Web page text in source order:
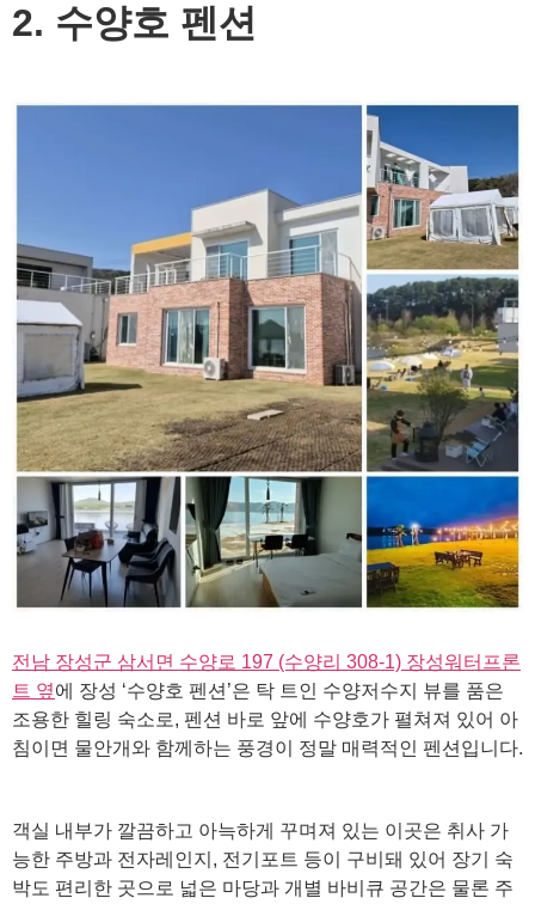
2. 수양호 펜션
전남 장성군 삼서면 수양로 197 (수양리 308-1) 장성워터프론
트 옆에 장성 ‘수양호 펜션’은 탁 트인 수양저수지 뷰를 품은
조용한 힐링 숙소로, 펜션 바로 앞에 수양호가 펼쳐져 있어 아
침이면 물안개와 함께하는 풍경이 정말 매력적인 펜션입니다.
객실 내부가 깔끔하고 아늑하게 꾸며져 있는 이곳은 취사 가
능한 주방과 전자레인지, 전기포트 등이 구비돼 있어 장기 숙
박도 편리한 곳으로 넓은 마당과 개별 바비큐 공간은 물론 주